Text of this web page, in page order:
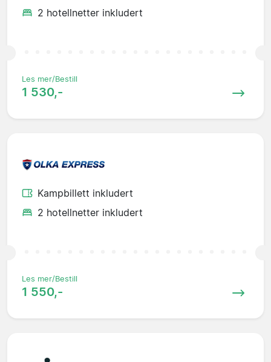
2 hotellnetter inkludert
Les mer/Bestill
1 530,-
Kampbillett inkludert
2 hotellnetter inkludert
Les mer/Bestill
1 550,-